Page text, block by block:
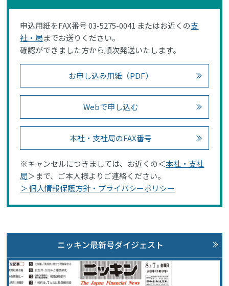
申込用紙をFAX番号 03-5275-0041 またはお近くの支
社・局までお送りください。
確認ができました方から順次発送いたします。
お申し込み用紙（PDF）
Webで申し込む
本社・支社局のFAX番号
※キャンセルにつきましては、お近くの＜本社・支社
局＞まで、ご本人様よりご連絡ください。
＞ 個人情報保護方針・プライバシーポリシー
ニッキン最新号ダイジェスト